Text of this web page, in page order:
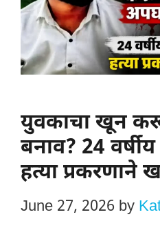
युवकाचा खून
बनाव? 24
हत्या
June 27, 2026 by